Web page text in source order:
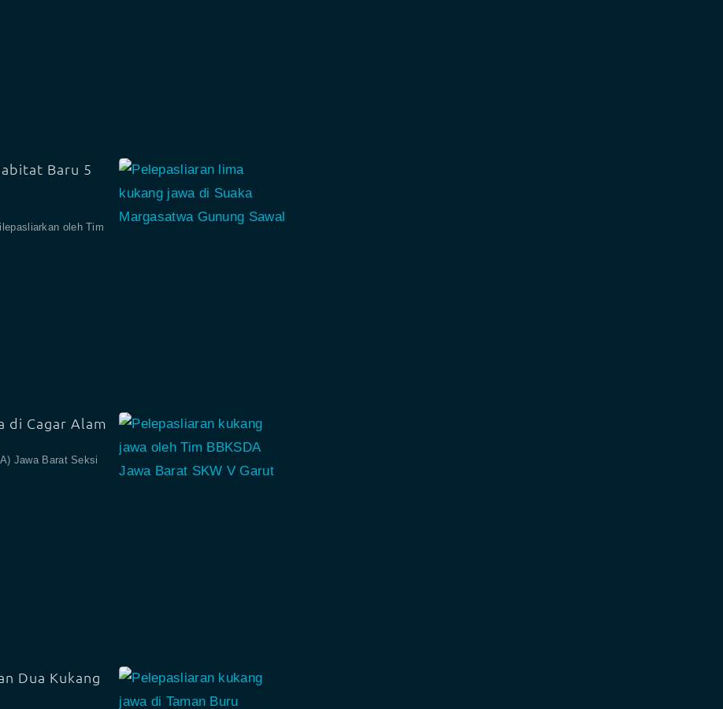
Baru 5
oleh Tim
di Cagar Alam
Jawa Barat Seksi
Dua Kukang